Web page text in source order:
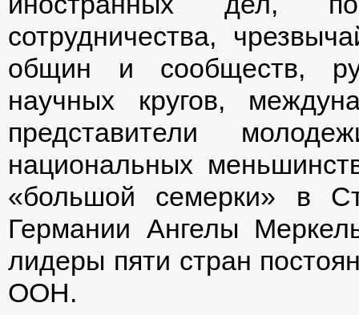
сотрудничества,
общин и сообществ,
научных кругов,
представители
национальных
«большой семерки» в
Германии Ангелы
лидеры пяти стран
ООН.